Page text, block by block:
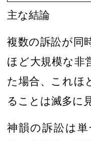
主な結論
複数の訴訟が同
ほど大規模な非
た場合、これほ
ることは滅多に
神韻の訴訟は